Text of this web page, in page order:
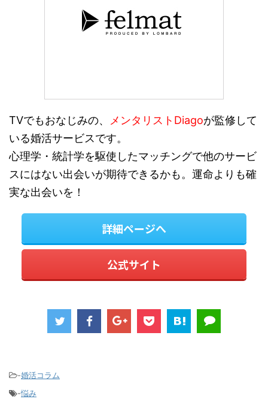
TVでもおなじみの、 メンタリストDiagoが監修して
いる婚活サービスです。
心理学・統計学を駆使したマッチングで他のサービ
スにはない出会いが期待できるかも。運命よりも確
実な出会いを！
詳細ページへ
公式サイト
-婚活コラム
-悩み